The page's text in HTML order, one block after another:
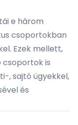
e három
csoportokban
Ezek mellett,
csoportok is
, sajtó ügyekkel,
és